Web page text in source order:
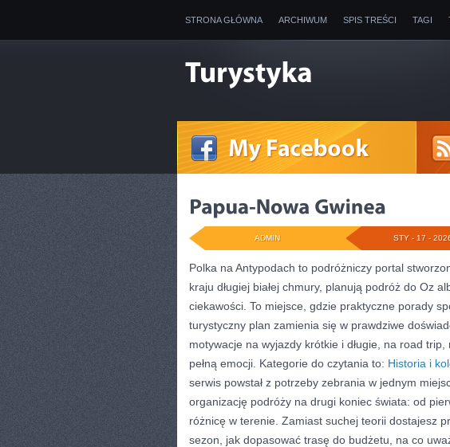
STRONA GŁÓWNA ARCHIWUM SPIS TREŚCI TAGI
STY - 17 -
ADMIN
Polka na Antypodach to podróżniczy portal
kraju długiej białej chmury, planują podróż do Oz
ciekawości. To miejsce, gdzie praktyczne porady
turystyczny plan zamienia się w prawdziwe
motywacje na wyjazdy krótkie i długie, na road
pełną emocji. Kategorie do czytania to: Historia i
serwis powstał z potrzeby zebrania w jednym
organizację podróży na drugi koniec świata: od
różnicę w terenie. Zamiast suchej teorii dostajesz
sezon, jak dopasować trasę do budżetu, na co